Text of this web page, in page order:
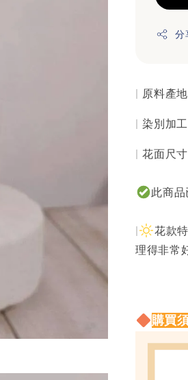
分
| 原料產
| 染別加
| 花面尺
此商
|
花款
理得非常
購買